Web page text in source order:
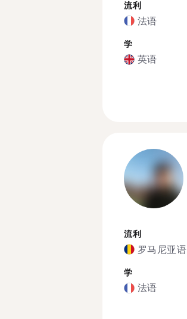
流利
法语
学
英语
流利
罗马尼亚语
学
法语